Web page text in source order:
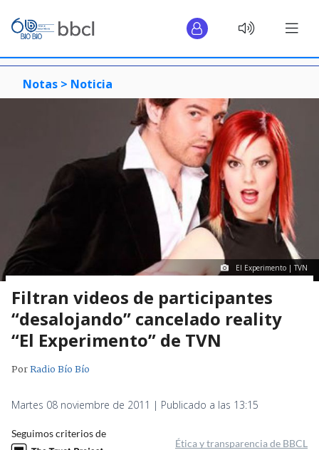
Notas > Noticia
El Experimento | TVN
Filtran videos de participantes
“desalojando” cancelado reality
“El Experimento” de TVN
PorRadio Bío Bío
Martes 08 noviembre de 2011 | Publicado a las 13:15
Seguimos criterios de
Ética y transparencia de BBCL